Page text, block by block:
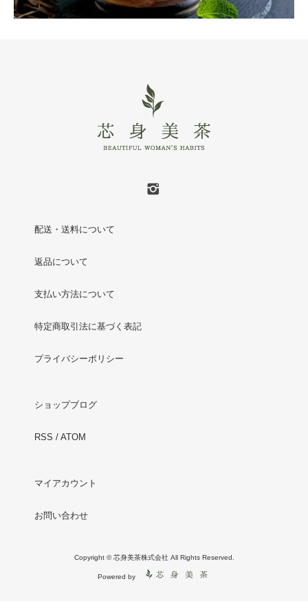
配送・送料について
返品について
支払い方法について
特定商取引法に基づく表記
プライバシーポリシー
ショップブログ
RSS / ATOM
マイアカウント
お問い合わせ
Copyright © 芯身美茶株式会社 All Rights Reserved.
Powered by